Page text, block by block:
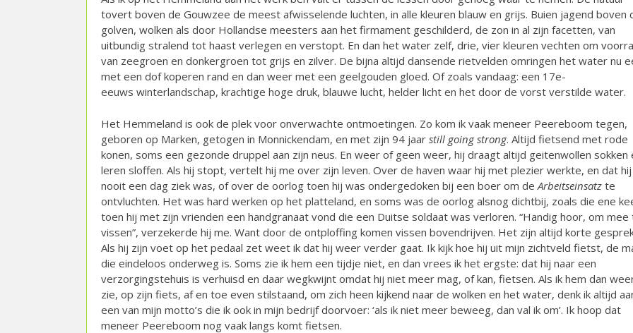
tovert boven de Gouwzee de meest afwisselende luchten, in alle kleuren blauw en grijs. Buien jagend boven
golven, wolken als door Hollandse meesters aan het firmament geschilderd, de zon in al zijn facetten, van
uitbundig stralend tot haast verlegen en verstopt. En dan het water zelf, drie, vier kleuren vechten om
van zeegroen en donkergroen tot grijs en zilver. De bijna altijd dansende rietvelden omringen het water nu
met een dof koperen rand en dan weer met een geelgouden gloed. Of zoals vandaag: een 17e-
eeuws winterlandschap, krachtige hoge druk, blauwe lucht, helder licht en het door de vorst verstilde water.
Het Hemmeland is ook de plek voor onverwachte ontmoetingen. Zo kom ik vaak meneer Peereboom tegen,
geboren op Marken, getogen in Monnickendam, en met zijn 94 jaar still going strong. Altijd fietsend met rode
konen, soms een gezonde druppel aan zijn neus. En weer of geen weer, hij draagt altijd geitenwollen sokken
leren sloffen. Als hij stopt, vertelt hij me over zijn leven. Over de haven waar hij met plezier werkte, en dat hij
nooit een dag ziek was, of over de oorlog toen hij was ondergedoken bij een boer om de Arbeitseinsatz te
ontvluchten. Het was hard werken op het platteland, en soms was de oorlog alsnog dichtbij, zoals die ene
toen hij met zijn vrienden een handgranaat vond die een Duitse soldaat was verloren. “Handig hoor, om mee
vissen”, verzekerde hij me. Want door de ontploffing komen vissen bovendrijven. Het zijn altijd korte
Als hij zijn voet op het pedaal zet weet ik dat hij weer verder gaat. Ik kijk hoe hij uit mijn zichtveld fietst, de
die eindeloos onderweg is. Soms zie ik hem een tijdje niet, en dan vrees ik het ergste: dat hij naar een
verzorgingstehuis is verhuisd en daar wegkwijnt omdat hij niet meer mag, of kan, fietsen. Als ik hem dan
zie, op zijn fiets, af en toe even stilstaand, om zich heen kijkend naar de wolken en het water, denk ik altijd
een van mijn motto’s die ik ook in mijn bedrijf doorvoer: ‘als ik niet meer beweeg, dan val ik om’. Ik hoop dat
meneer Peereboom nog vaak langs komt fietsen.